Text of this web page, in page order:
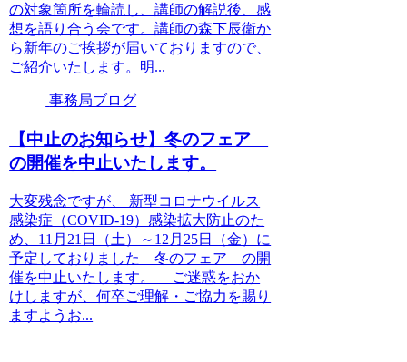
の対象箇所を輪読し、講師の解説後、感
想を語り合う会です。講師の森下辰衛か
ら新年のご挨拶が届いておりますので、
ご紹介いたします。明...
事務局ブログ
【中止のお知らせ】冬のフェア
の開催を中止いたします。
大変残念ですが、 新型コロナウイルス
感染症（COVID-19）感染拡大防止のた
め、11月21日（土）～12月25日（金）に
予定しておりました 冬のフェア の開
催を中止いたします。 ご迷惑をおか
けしますが、何卒ご理解・ご協力を賜り
ますようお...